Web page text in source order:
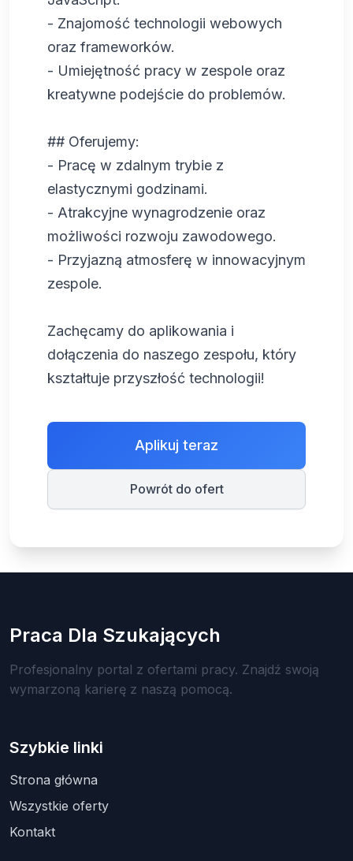
- Znajomość technologii webowych
oraz frameworków.
- Umiejętność pracy w zespole oraz
kreatywne podejście do problemów.
## Oferujemy:
- Pracę w zdalnym trybie z
elastycznymi godzinami.
- Atrakcyjne wynagrodzenie oraz
możliwości rozwoju zawodowego.
- Przyjazną atmosferę w innowacyjnym
zespole.
Zachęcamy do aplikowania i
dołączenia do naszego zespołu, który
kształtuje przyszłość technologii!
Aplikuj teraz
Powrót do ofert
Praca Dla Szukających
Profesjonalny portal z ofertami pracy. Znajdź swoją
wymarzoną karierę z naszą pomocą.
Szybkie linki
Strona główna
Wszystkie oferty
Kontakt